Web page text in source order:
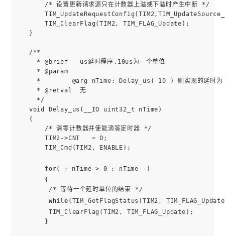
/* 设置更新请求源只在计数器上溢或下溢时产生中断 */
TIM_ClearFlag(TIM2, TIM_FLAG_Update);
}
/**
* @brief   us延时程序,10us为一个单位
* @param
*        @arg nTime: Delay_us( 10 ) 则实现的延时
* @retval  无
*/
void Delay_us(__IO uint32_t nTime)
{
/* 清零计数器并使能滴答定时器 */
TIM2->CNT   = 0;
TIM_Cmd(TIM2, ENABLE);
for( ; nTime > 0 ; nTime--)
{
/* 等待一个延时单位的结束 */
while (TIM_GetFlagStatus(TIM2,
TIM_ClearFlag(TIM2, TIM_FLAG_Update);
}